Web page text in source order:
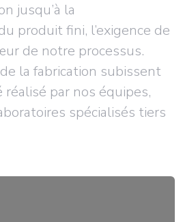
jusqu’à la
produit fini, l’exigence de
de notre processus.
la fabrication subissent
par nos équipes,
spécialisés tiers